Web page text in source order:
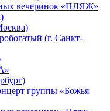
вечеринок «ПЛЯЖ»
(г. Санкт-
группы «Божья